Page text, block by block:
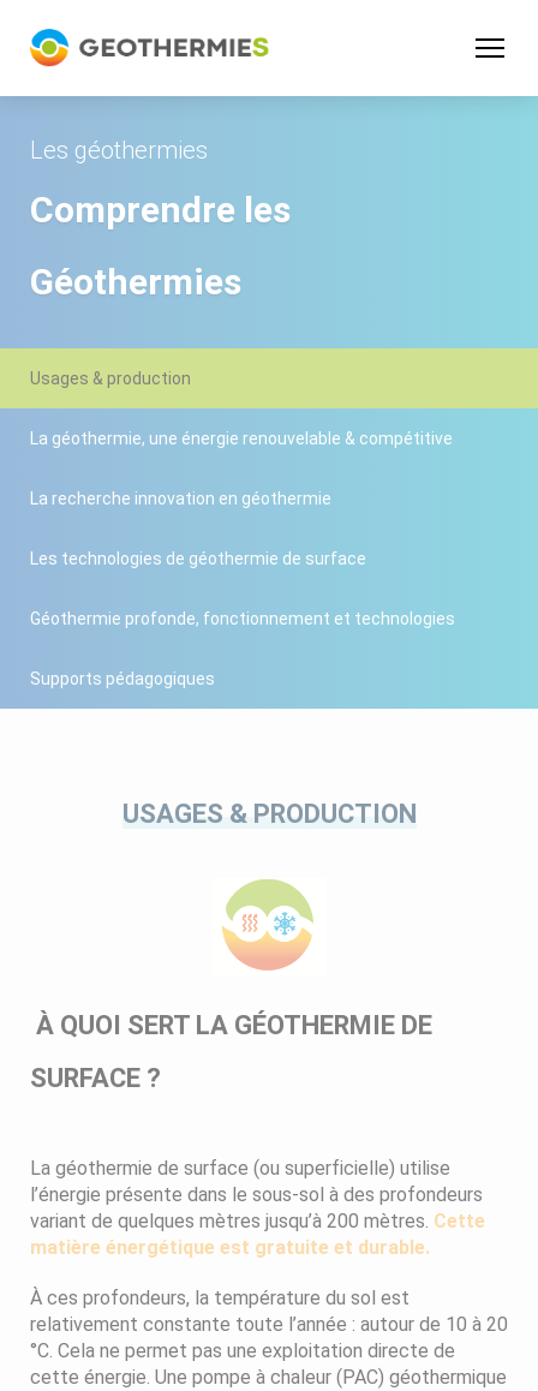
Les géothermies
Comprendre les
Géothermies
Usages & production
La géothermie, une énergie renouvelable & compétitive
La recherche innovation en géothermie
Les technologies de géothermie de surface
Géothermie profonde, fonctionnement et technologies
Supports pédagogiques
USAGES & PRODUCTION
À QUOI SERT LA GÉOTHERMIE DE
SURFACE ?
La géothermie de surface (ou superficielle) utilise
l’énergie présente dans le sous-sol à des profondeurs
variant de quelques mètres jusqu’à 200 mètres. Cette
matière énergétique est gratuite et durable.
À ces profondeurs, la température du sol est
relativement constante toute l’année : autour de 10 à 20
°C. Cela ne permet pas une exploitation directe de
cette énergie. Une pompe à chaleur (PAC) géothermique